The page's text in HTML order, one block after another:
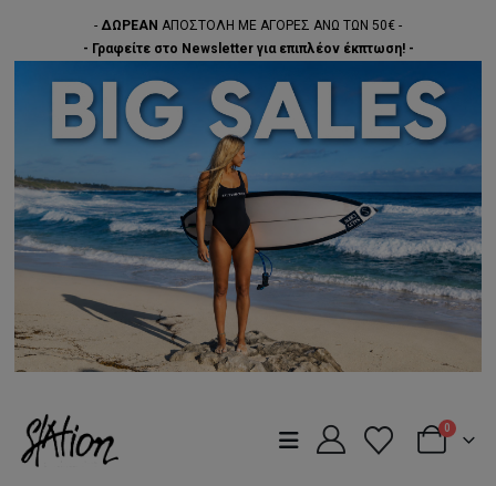
- ΔΩΡΕΑΝ ΑΠΟΣΤΟΛΗ ΜΕ ΑΓΟΡΕΣ ΑΝΩ ΤΩΝ 50€ -
- Γραφείτε στο Newsletter για επιπλέον έκπτωση! -
0